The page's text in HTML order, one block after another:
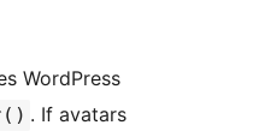
WordPress
. If avatars